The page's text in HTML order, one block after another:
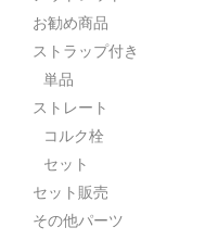
お勧め商品
ストラップ付き
単品
ストレート
コルク栓
セット
セット販売
その他パーツ